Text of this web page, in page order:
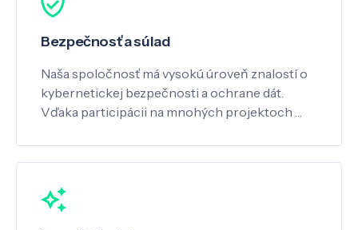
Bezpečnosť a súlad
Naša spoločnosť má vysokú úroveň znalostí o
kybernetickej bezpečnosti a ochrane dát.
Vďaka participácii na mnohých projektoch …